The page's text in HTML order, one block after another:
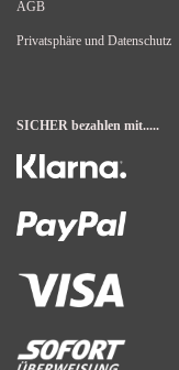
AGB
Privatsphäre und Datenschutz
SICHER bezahlen mit.....